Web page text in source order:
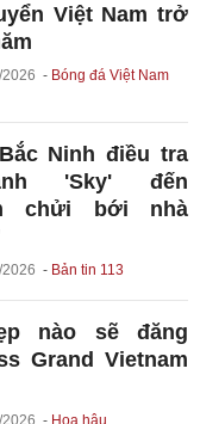
Việt Nam trở
Bóng đá Việt Nam
Ninh điều tra
'Sky' đến
chửi bới nhà
Bản tin 113
nào sẽ đăng
Grand Vietnam
Hoa hậu